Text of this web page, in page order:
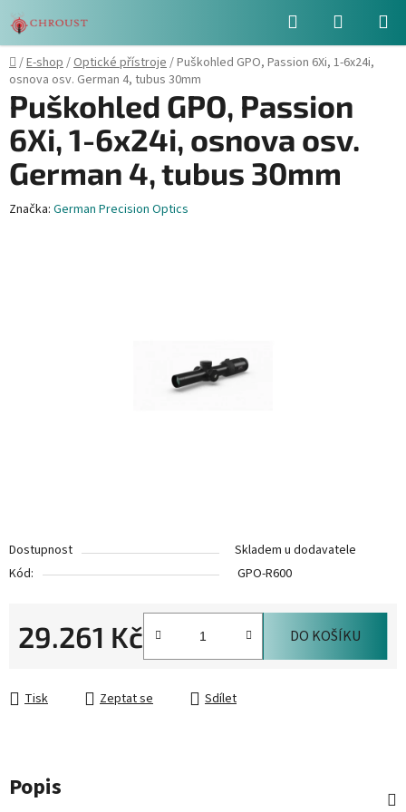
na
obsah
Hledat
KOŠÍK
Domů
/E-shop/Optické přístroje/Puškohled GPO, Passion 6Xi, 1-6x24i,
osnova osv. German 4, tubus 30mm
Dostupnost
Skladem u dodavatele
Kód:
GPO-R600
29.261 Kč DO KOŠÍKU
Tisk Zeptat se Sdílet
Puškohled GPO, Passion
6Xi, 1-6x24i, osnova osv.
German 4, tubus 30mm
Značka: German Precision Optics
Popis